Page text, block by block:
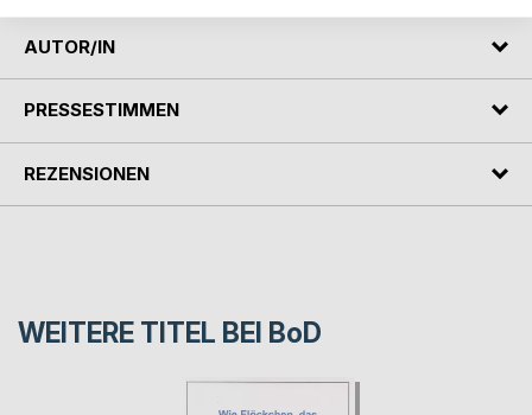
AUTOR/IN
PRESSESTIMMEN
REZENSIONEN
WEITERE TITEL BEI BoD